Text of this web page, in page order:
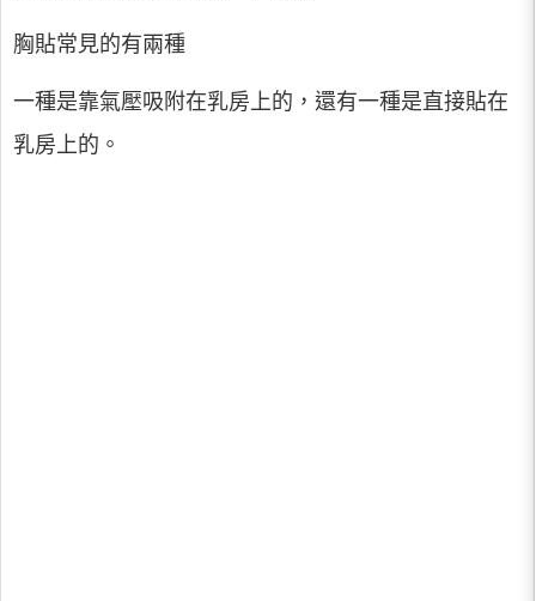
胸貼常見的有兩種
一種是靠氣壓吸附在乳房上的，還有一種是直接貼在
乳房上的。